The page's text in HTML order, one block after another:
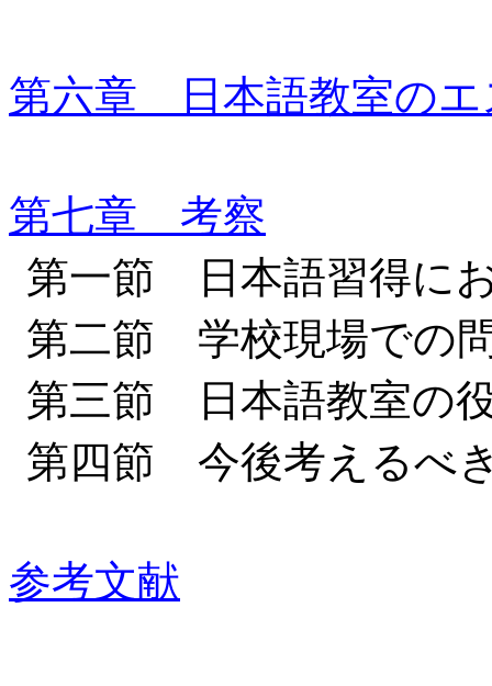
第六章 日本語教室のエ
第七章 考察
第一節 日本語
第二節 学
第三節 日本語
第四節 今後
参考文献